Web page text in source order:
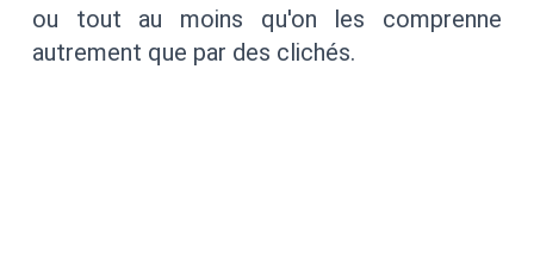
ou tout au moins qu'on les comprenne
autrement que par des clichés.